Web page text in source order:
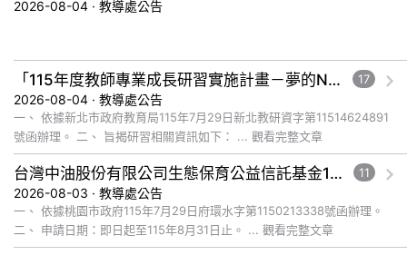
2026-08-04 · 教導處公告
「115年度教師專業成長研習實施計畫－夢的N次方素養工作坊新北場」計畫 17
2026-08-04 · 教導處公告
一、 依據新北市政府教育局115年7月29日新北教研資字第11514624891
號函辦理。 二、 旨揭研習相關資訊如下： ... 觀看完整文章
台灣中油股份有限公司生態保育公益信託基金116年度補助計畫徵件須知 11
2026-08-03 · 教導處公告
一、 依據桃園市政府115年7月29日府環水字第1150213338號函辦理。
二、 申請日期：即日起至115年8月31日止。 ... 觀看完整文章